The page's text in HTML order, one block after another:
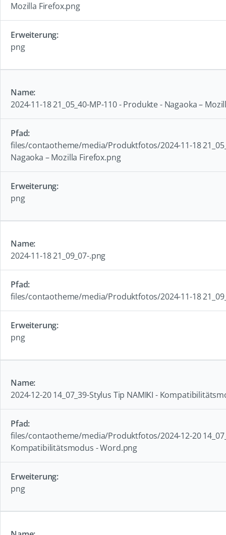
Mozilla Firefox.png
png
2024-11-18 21_05_40-MP-110 - Produkte - Nagaoka –
files/contaotheme/media/Produktfotos/2024-11-18
Nagaoka – Mozilla Firefox.png
png
2024-11-18 21_09_07-.png
files/contaotheme/media/Produktfotos/2024-11-18
png
2024-12-20 14_07_39-Stylus Tip NAMIKI -
files/contaotheme/media/Produktfotos/2024-12-20
Kompatibilitätsmodus - Word.png
png